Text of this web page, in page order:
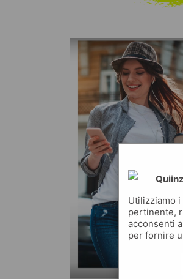
Utilizziamo
pertinente,
acconsenti
per fornire